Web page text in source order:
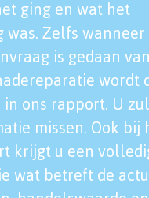
ging en wat het
was. Zelfs
is gedaan
wordt
in ons rapport. U
missen. Ook bij
krijgt u een
wat betreft de